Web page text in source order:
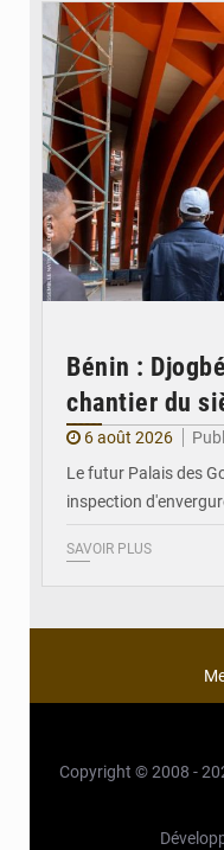
Bénin :
chantier du
6 août 2026
Le futur Palais des
inspection
SAVOIR PLUS
Copyright © 2008 -